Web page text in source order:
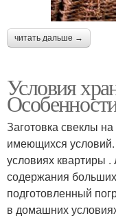
читать дальше →
Условия
Заготовка свеклы
имеющихся
условиях квартиры
содержания
подготовленный
в домашних